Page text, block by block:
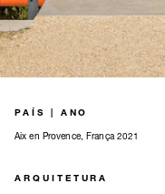
PAÍS | ANO
Aix en Provence, França 2021
ARQUITETURA